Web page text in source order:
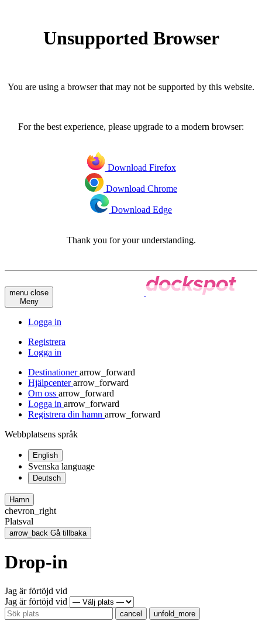
Unsupported Browser
You are using a browser that may not be supported by this website.
For the best experience, please upgrade to a modern browser:
Download Firefox
Download Chrome
Download Edge
Thank you for your understanding.
menu close
Meny
Logga in
Registrera
Logga in
Destinationerarrow_forward
Hjälpcenterarrow_forward
Om oss arrow_forward
Logga in arrow_forward
Registrera din hamn arrow_forward
Webbplatsens språk
English
Svenska language
Deutsch
Hamn
chevron_right
Platsval
arrow_back Gå tillbaka
Drop-in
Jag är förtöjd vid
Jag är förtöjd vid
cancel unfold_more